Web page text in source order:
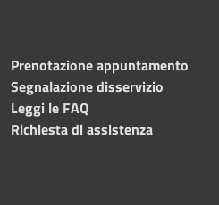
Prenotazione appuntamento
Segnalazione disservizio
Leggi le FAQ
Richiesta di assistenza